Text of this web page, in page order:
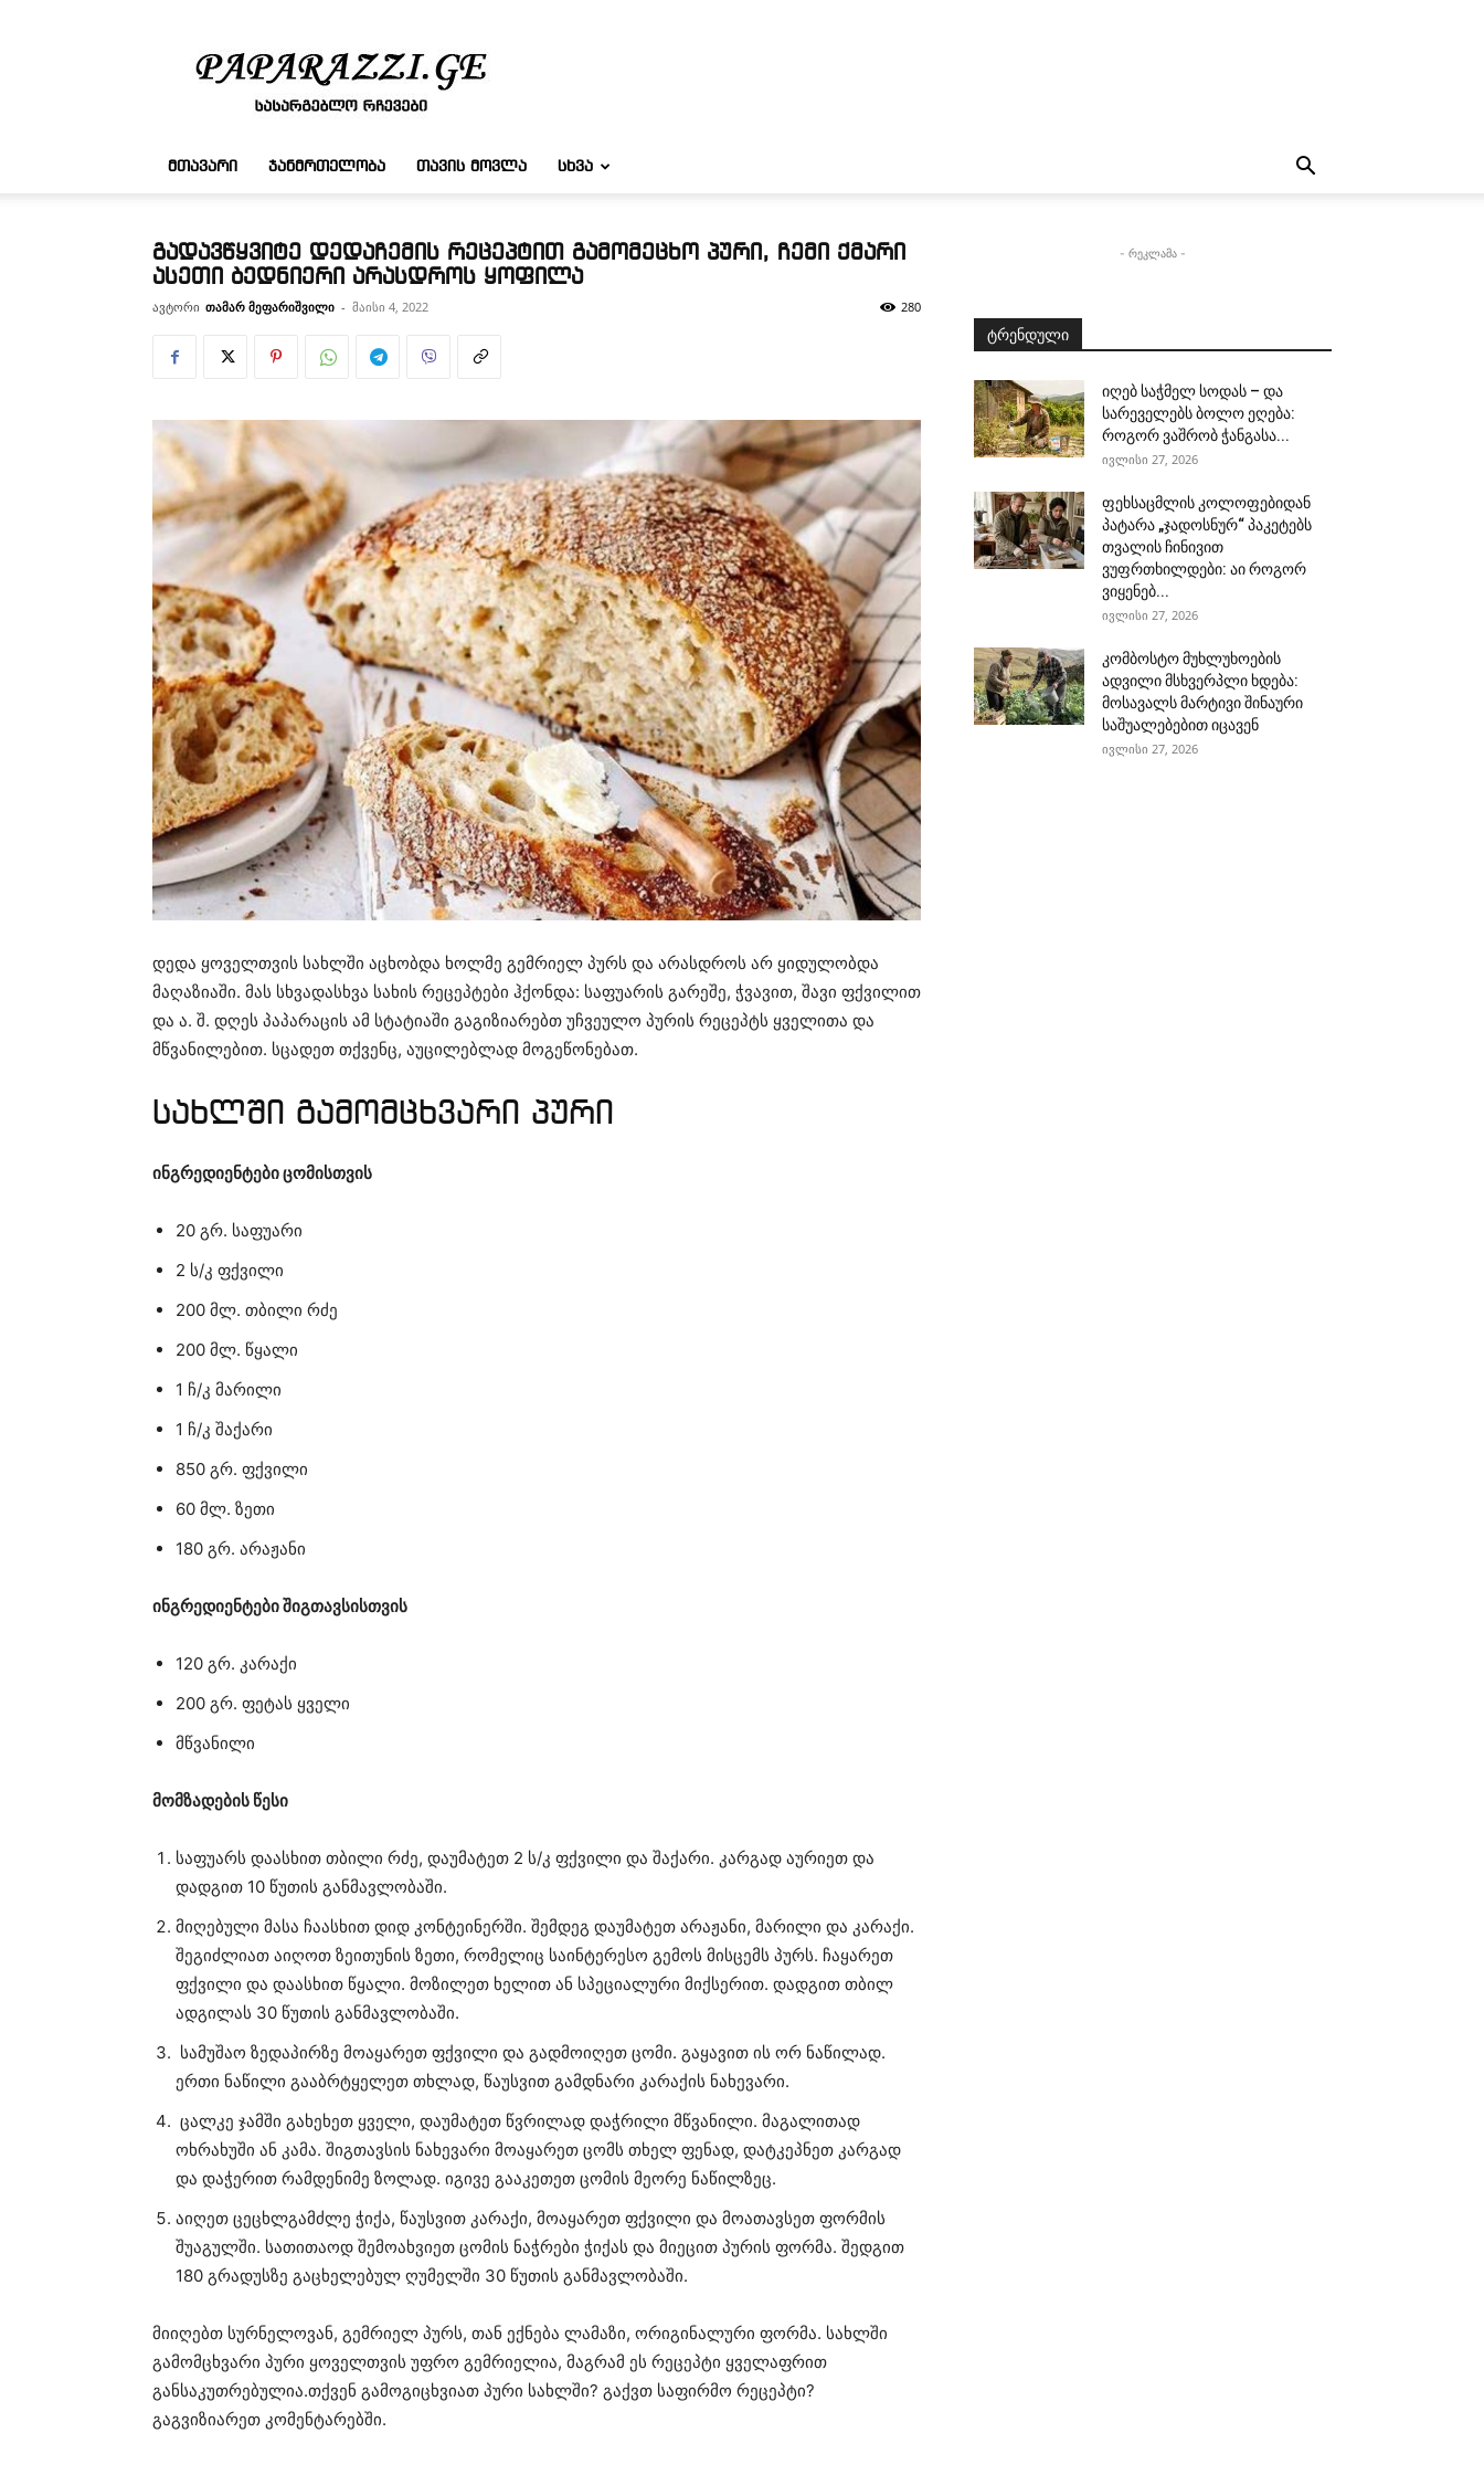
რჩევები
ᲛᲗᲐᲕᲐᲠᲘ ᲯᲐᲜᲛᲠᲗᲔᲚᲝᲑᲐ ᲗᲐᲕᲘᲡ ᲛᲝᲕᲚᲐ ᲡᲮᲕᲐ
გადავწყვიტე დედაჩემის რეცეპტით გამომეცხო პური, ჩემი ქმარი
ასეთი ბედნიერი არასდროს ყოფილა
ავტორი თამარ მეფარიშვილი - მაისი 4, 2022 280
დედა ყოველთვის სახლში აცხობდა ხოლმე გემრიელ პურს და არასდროს არ ყიდულობდა
მაღაზიაში. მას სხვადასხვა სახის რეცეპტები ჰქონდა: საფუარის გარეშე, ჭვავით, შავი ფქვილით
და ა. შ. დღეს პაპარაცის ამ სტატიაში გაგიზიარებთ უჩვეულო პურის რეცეპტს ყველითა და
მწვანილებით. სცადეთ თქვენც, აუცილებლად მოგეწონებათ.
სახლში გამომცხვარი პური
ინგრედიენტები ცომისთვის
20 გრ. საფუარი
2 ს/კ ფქვილი
200 მლ. თბილი რძე
200 მლ. წყალი
1 ჩ/კ მარილი
1 ჩ/კ შაქარი
850 გრ. ფქვილი
60 მლ. ზეთი
180 გრ. არაჟანი
ინგრედიენტები შიგთავსისთვის
120 გრ. კარაქი
200 გრ. ფეტას ყველი
მწვანილი
მომზადების წესი
საფუარს დაასხით თბილი რძე, დაუმატეთ 2 ს/კ ფქვილი და შაქარი. კარგად აურიეთ და
დადგით 10 წუთის განმავლობაში.
მიღებული მასა ჩაასხით დიდ კონტეინერში. შემდეგ დაუმატეთ არაჟანი, მარილი და კარაქი.
შეგიძლიათ აიღოთ ზეითუნის ზეთი, რომელიც საინტერესო გემოს მისცემს პურს. ჩაყარეთ
ფქვილი და დაასხით წყალი. მოზილეთ ხელით ან სპეციალური მიქსერით. დადგით თბილ
ადგილას 30 წუთის განმავლობაში.
სამუშაო ზედაპირზე მოაყარეთ ფქვილი და გადმოიღეთ ცომი. გაყავით ის ორ ნაწილად.
ერთი ნაწილი გააბრტყელეთ თხლად, წაუსვით გამდნარი კარაქის ნახევარი.
ცალკე ჯამში გახეხეთ ყველი, დაუმატეთ წვრილად დაჭრილი მწვანილი. მაგალითად
ოხრახუში ან კამა. შიგთავსის ნახევარი მოაყარეთ ცომს თხელ ფენად, დატკეპნეთ კარგად
და დაჭერით რამდენიმე ზოლად. იგივე გააკეთეთ ცომის მეორე ნაწილზეც.
აიღეთ ცეცხლგამძლე ჭიქა, წაუსვით კარაქი, მოაყარეთ ფქვილი და მოათავსეთ ფორმის
შუაგულში. სათითაოდ შემოახვიეთ ცომის ნაჭრები ჭიქას და მიეცით პურის ფორმა. შედგით
180 გრადუსზე გაცხელებულ ღუმელში 30 წუთის განმავლობაში.
მიიღებთ სურნელოვან, გემრიელ პურს, თან ექნება ლამაზი, ორიგინალური ფორმა. სახლში
გამომცხვარი პური ყოველთვის უფრო გემრიელია, მაგრამ ეს რეცეპტი ყველაფრით
განსაკუთრებულია.თქვენ გამოგიცხვიათ პური სახლში? გაქვთ საფირმო რეცეპტი?
გაგვიზიარეთ კომენტარებში.
- რეკლამა -
ტრენდული
იღებ საჭმელ სოდას – და
სარეველებს ბოლო ეღება:
როგორ ვაშრობ ჭანგასა...
ივლისი 27, 2026
ფეხსაცმლის კოლოფებიდან
პატარა „ჯადოსნურ“ პაკეტებს
თვალის ჩინივით
ვუფრთხილდები: აი როგორ
ვიყენებ...
ივლისი 27, 2026
კომბოსტო მუხლუხოების
ადვილი მსხვერპლი ხდება:
მოსავალს მარტივი შინაური
საშუალებებით იცავენ
ივლისი 27, 2026